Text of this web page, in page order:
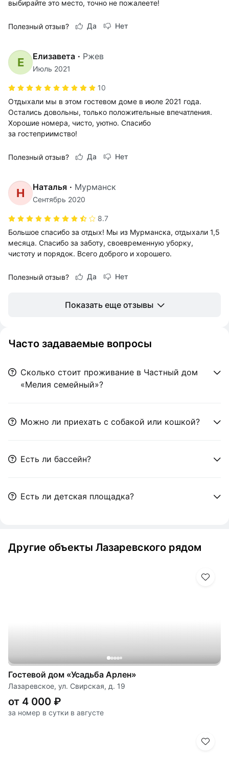
выбирайте это место, точно не пожалеете!
Полезный отзыв? Да Нет
Е Елизавета · Ржев
Июль 2021
10
Отдыхали мы в этом гостевом доме в июле 2021 года.
Остались довольны, только положительные впечатления.
Хорошие номера, чисто, уютно. Спасибо
за гостеприимство!
Полезный отзыв? Да Нет
Н Наталья · Мурманск
Сентябрь 2020
8.7
Большое спасибо за отдых! Мы из Мурманска, отдыхали 1,5
месяца. Спасибо за заботу, своевременную уборку,
чистоту и порядок. Всего доброго и хорошего.
Полезный отзыв? Да Нет
Показать еще отзывы
Часто задаваемые вопросы
Сколько стоит проживание в Частный дом
«Мелия семейный»?
Можно ли приехать с собакой или кошкой?
Есть ли бассейн?
Есть ли детская площадка?
Другие объекты Лазаревского рядом
Гостевой дом «Усадьба Арлен»
Лазаревское, ул. Свирская, д. 19
от 4 000 ₽
за номер в сутки в августе